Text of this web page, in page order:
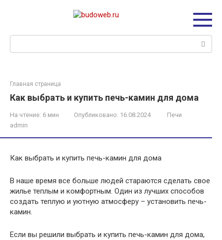
Главная страница
Как выбрать и купить печь-камин для дома
На чтение: 6 мин Опубликовано: 16.08.2024
Печи
admin
Как выбрать и купить печь-камин для дома
В наше время все больше людей стараются сделать свое
жилье теплым и комфортным. Один из лучших способов
создать теплую и уютную атмосферу – установить печь-
камин.
Если вы решили выбрать и купить печь-камин для дома,